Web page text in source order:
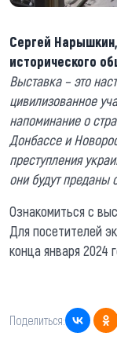
Cергей
исторического
Выставка – это
цивилизованное
напоминание о
Донбассе и
преступления
они будут преданы
Ознакомиться с
Для посетителей
конца января 2024
Поделиться: